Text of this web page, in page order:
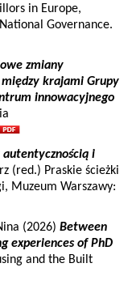
in Europe,
Governance.
zmiany
krajami Grupy
innowacyjnego
i
(red.) Praskie ścieżki
Muzeum Warszawy:
(2026) Between
experiences of PhD
and the Built